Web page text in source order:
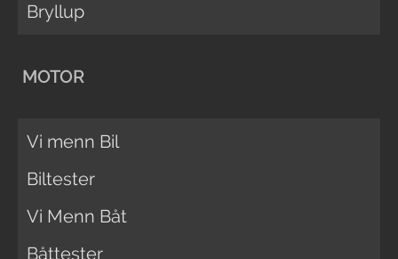
Bryllup
MOTOR
Vi menn Bil
Biltester
Vi Menn Båt
Båttester